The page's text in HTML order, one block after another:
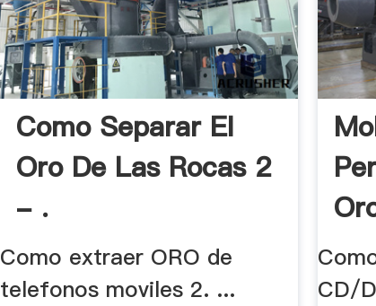
Como Separar El
Oro De Las Rocas 2
- .
Como extraer ORO de
telefonos moviles 2. ...
CD/